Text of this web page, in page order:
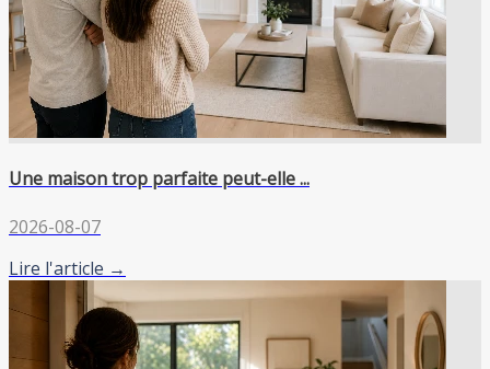
Une maison trop parfaite peut-elle ...
2026-08-07
Lire l'article →